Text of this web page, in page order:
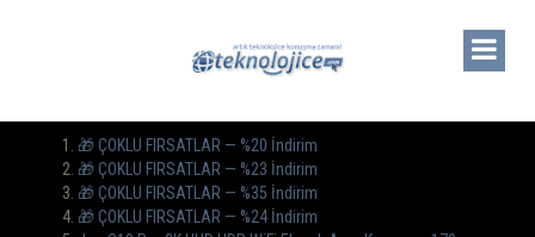
🎁 ÇOKLU FIRSATLAR — %20 İndirim
🎁 ÇOKLU FIRSATLAR — %23 İndirim
🎁 ÇOKLU FIRSATLAR — %35 İndirim
🎁 ÇOKLU FIRSATLAR — %24 İndirim